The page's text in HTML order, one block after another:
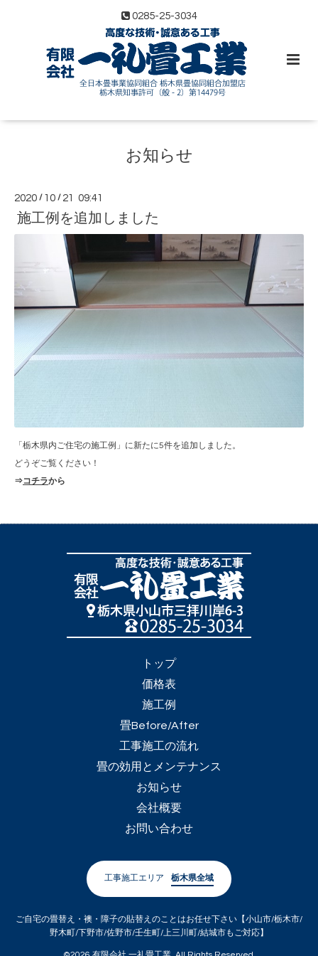
0285-25-3034
お知らせ
2020 / 10 / 21 09:41
施工例を追加しました
「栃木県内ご住宅の施工例」に新たに5件を追加しました。
どうぞご覧ください！
⇒コチラから
トップ
価格表
施工例
畳Before/After
工事施工の流れ
畳の効用とメンテナンス
お知らせ
会社概要
お問い合わせ
工事施工エリア 栃木県全域
ご自宅の畳替え・襖・障子の貼替えのことはお任せ下さい【小山市/栃木市/
野木町/下野市/佐野市/壬生町/上三川町/結城市もご対応】